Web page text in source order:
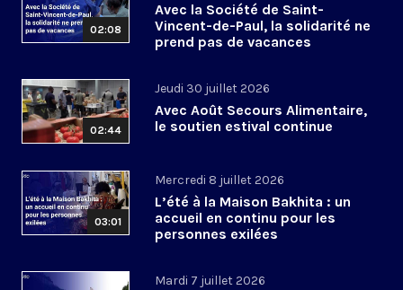
02:08
Avec la Société de Saint-
Vincent-de-Paul, la solidarité ne
prend pas de vacances
02:44
Jeudi 30 juillet 2026
Avec Août Secours Alimentaire,
le soutien estival continue
03:01
Mercredi 8 juillet 2026
L’été à la Maison Bakhita : un
accueil en continu pour les
personnes exilées
Mardi 7 juillet 2026